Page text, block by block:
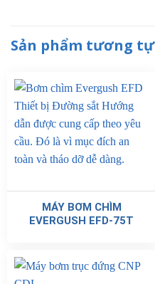
Sản phẩm tương tự
MÁY BƠM CHÌM
EVERGUSH EFD-75T